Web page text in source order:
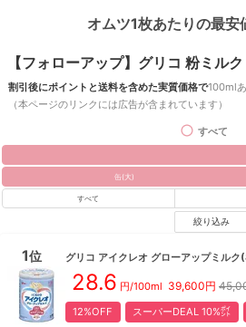
オムツ1枚あたりの最安
【フォローアップ】グリコ 粉ミル
割引後にポイントと送料を含めた実質価格で100ml
（本ページのリンクには広告が含まれています）
すべて
缶(大)
すべて
絞り込み
1位 グリコ アイクレオ グローアップミル
28.6 円/100ml 39,600円
12%OFF スーパーDEAL 10%㌽